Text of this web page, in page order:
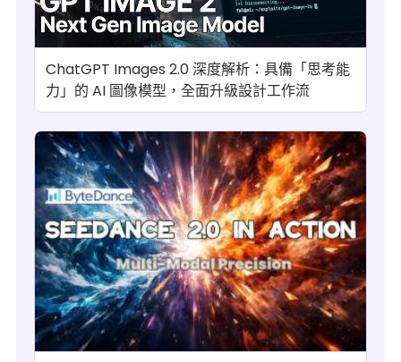
ChatGPT Images 2.0 深度解析：具備「思考能
力」的 AI 圖像模型，全面升級設計工作流